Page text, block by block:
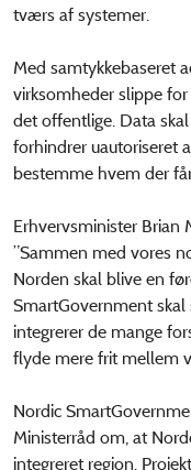
tværs af systemer.
Med samtykkebaseret
virksomheder slippe
det offentlige. Data
forhindrer uautoriseret
bestemme hvem der
Erhvervsminister Brian
”Sammen med vores
Norden skal blive en
SmartGovernment
integrerer de mange
flyde mere frit mellem
Nordic
Ministerråd om, at
integreret region.